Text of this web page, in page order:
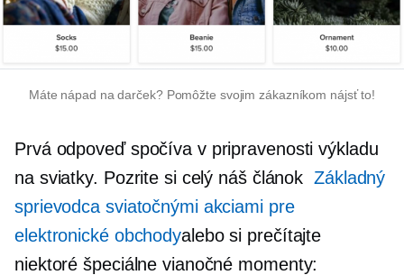
Máte nápad na darček? Pomôžte svojim zákazníkom nájsť to!
Prvá odpoveď spočíva v pripravenosti výkladu
na sviatky. Pozrite si celý náš článok Základný
sprievodca sviatočnými akciami pre
elektronické obchodyalebo si prečítajte
niektoré špeciálne vianočné momenty: